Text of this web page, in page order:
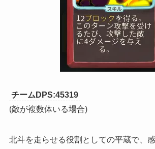
チームDPS:45319
(敵が複数体いる場合)
北斗を走らせる役割としての平蔵で、感